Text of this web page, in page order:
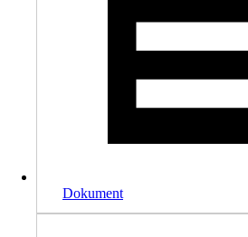
Dokument